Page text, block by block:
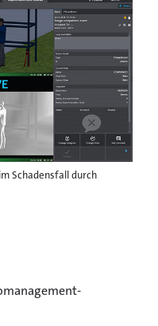
Schadensfall durch